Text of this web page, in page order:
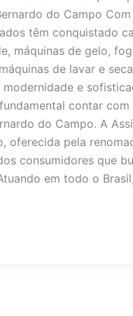
do Campo
têm conquistado
máquinas de gelo,
de lavar e
e
contar
do Campo. A
pela
consumidores que
em todo o